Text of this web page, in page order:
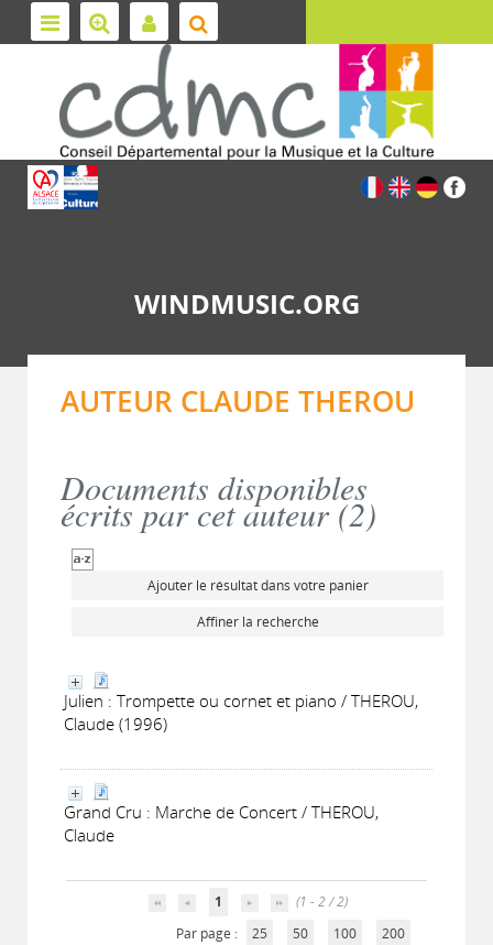
WINDMUSIC.ORG
AUTEUR CLAUDE THEROU
Documents disponibles
écrits par cet auteur (2)
Ajouter le résultat dans votre panier
Affiner la recherche
Julien : Trompette ou cornet et piano / THEROU,
Claude (1996)
Grand Cru : Marche de Concert / THEROU,
Claude
1
(1 - 2 / 2)
Par page :
25 50 100 200